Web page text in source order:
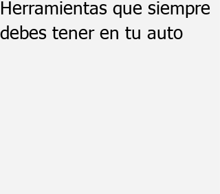
Herramientas que siempre
debes tener en tu auto